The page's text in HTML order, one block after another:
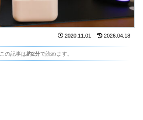
2020.11.01 2026.04.18
この記事は約2分で読めます。